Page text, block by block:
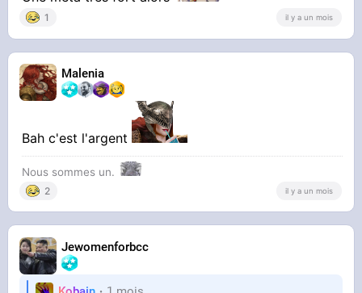
1 il y a un mois
Malenia
Bah c'est l'argent
Nous sommes un.
2 il y a un mois
Jewomenforbcc